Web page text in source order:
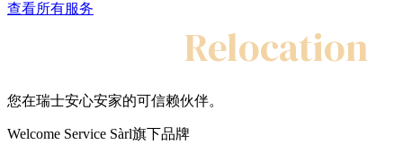
查看所有服务
Relocation
您在瑞士安心安家的可信赖伙伴。
Welcome Service Sàrl旗下品牌